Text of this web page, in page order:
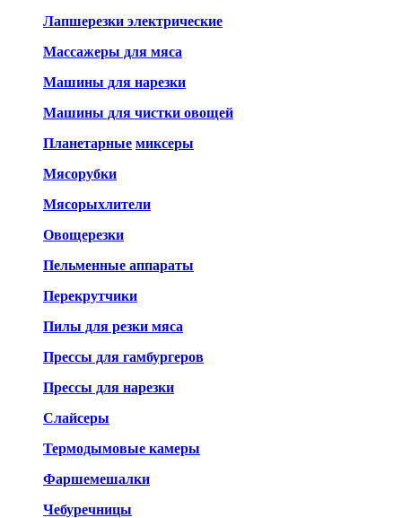
Лапшерезки электрические
Массажеры для мяса
Машины для нарезки
Машины для чистки овощей
Планетарные миксеры
Мясорубки
Мясорыхлители
Овощерезки
Пельменные аппараты
Перекрутчики
Пилы для резки мяса
Прессы для гамбургеров
Прессы для нарезки
Слайсеры
Термодымовые камеры
Фаршемешалки
Чебуречницы